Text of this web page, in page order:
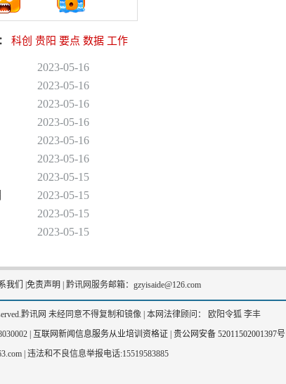
科创 贵阳 要点 数据 工作
2023-05-16
2023-05-16
2023-05-16
2023-05-16
2023-05-16
2023-05-16
2023-05-15
2023-05-15
2023-05-15
2023-05-15
我们 免责声明 黔讯网服务邮箱：gzyisaide@126.com
黔讯网 未经同意不得复制和镜像 | 本网法律顾问： 欧阳令狐 李丰
| 互联网新闻信息服务从业培训资格证
贵公网安备 52011502001397号
| 违法和不良信息举报电话:15519583885